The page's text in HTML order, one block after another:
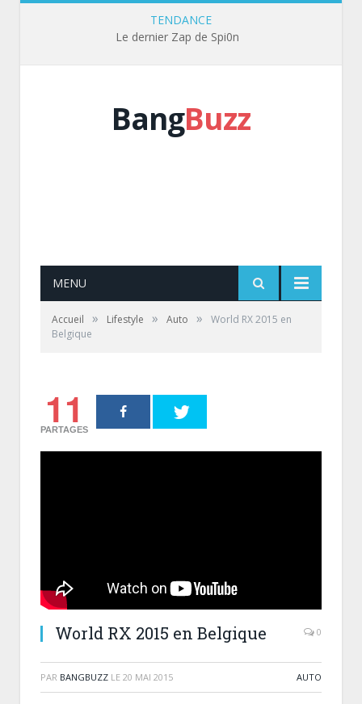
TENDANCE
Le dernier Zap de Spi0n
BangBuzz
MENU
Accueil » Lifestyle » Auto »
World RX 2015 en
Belgique
11
PARTAGES
World RX 2015 en Belgique 0
PAR BANGBUZZ LE 20 MAI 2015 AUTO